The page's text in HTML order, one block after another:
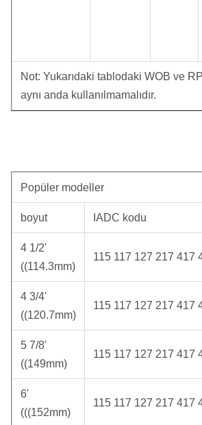
Not: Yukarıdaki tablodaki WOB ve
aynı anda kullanılmamalıdır.
Popüler modeller
boyut IADC kodu
4 1/2'
((114.3mm)
115 117 127 217 417
4 3/4'
((120.7mm)
115 117 127 217 417
5 7/8'
((149mm)
115 117 127 217 417
6'
(((152mm)
115 117 127 217 417